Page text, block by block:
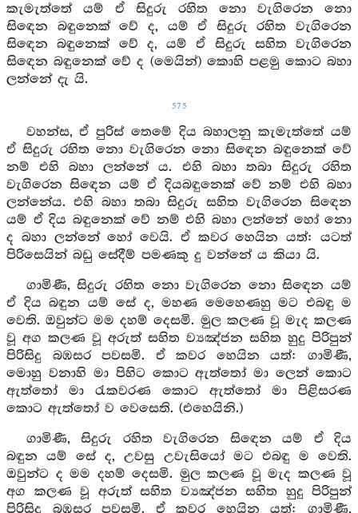
කැමැත්තේ යම් ඒ සිදුරු රහිත නො වැගිරෙන නො
සිඳෙන බඳුනෙක් වේ ද, යම් ඒ සිදුරු රහිත වැගිරෙන
සිඳෙන බඳුනෙක් වේ ද, යම් ඒ සිදුරු සහිත වැගිරෙන
සිඳෙන බඳුනෙක් වේ ද (මෙයින්) කොහි පළමු කොට බහා
ලන්නේ දැ යි.
575
වහන්ස, ඒ පුරිස් තෙමේ දිය බහාලනු කැමැත්තේ යම්
ඒ සිදුරු රහිත නො වැගිරෙන නො සිඳෙන බඳුනෙක් වේ
නම් එහි බහා ලන්නේ ය. එහි බහා තබා සිදුරු රහිත
වැගිරෙන සිඳෙන යම් ඒ දියබඳුනෙක් වේ නම් එහි බහා
ලන්නේය. එහි බහා තබා සිදුරු සහිත වැගිරෙන සිඳෙන
යම් ඒ දිය බඳුනෙක් වේ නම් එහි බහා ලන්නේ හෝ නො
ද බහා ලන්නේ හෝ වෙයි. ඒ කවර හෙයින යත්: යටත්
පිරිසෙයින් බඩු සේදීම් පමණකු දු වන්නේ ය කියා යි.
ගාමිණී, සිදුරු රහිත නො වැගිරෙන නො සිඳෙන යම්
ඒ දිය බඳුන යම් සේ ද, මහණ මෙහෙණහු මට එබඳු ම
වෙති. ඔවුන්ට මම දහම් දෙසමි. මුල කලණ වූ මැද කලණ
වූ අග කලණ වූ අරුත් සහිත ව්‍යඤ්ජන සහිත හුදු පිරිපුන්
පිරිසිදු බඹසර පවසමි. ඒ කවර හෙයින යත්: ගාමිණී,
මොහු වනාහි මා පිහිට කොට ඇත්තෝ මා ලෙන් කොට
ඇත්තෝ මා රැකවරණ කොට ඇත්තෝ මා පිළිසරණ
කොට ඇත්තෝ ව වෙසෙති. (එහෙයිනි.)
ගාමිණී, සිදුරු රහිත වැගිරෙන සිඳෙන යම් ඒ දිය
බඳුන යම් සේ ද, උවසු උවැසියෝ මට එබඳු ම වෙති.
ඔවුන්ට ද මම දහම් දෙසමි. මුල කලණ වූ මැද කලණ වූ
අග කලණ වූ අරුත් සහිත ව්‍යඤ්ජන සහිත හුදු පිරිපුන්
පිරිසිදු බඹසර පවසමි. ඒ කවර හෙයින යත්: ගාමිණී,